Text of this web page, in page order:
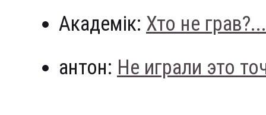
Академік: Хто не грав?...
антон: Не играли это